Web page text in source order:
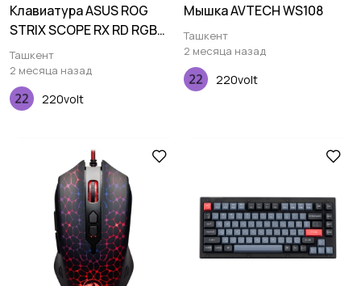
Клавиатура ASUS ROG
STRIX SCOPE RX RD RGB
104key USB EN Black
Ташкент
2 месяца назад
220volt
Мышка AVTECH WS108
Ташкент
2 месяца назад
220volt